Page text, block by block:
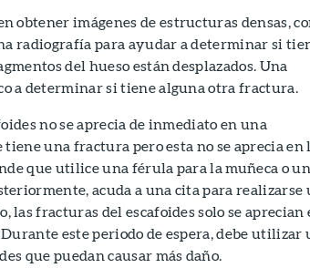
obtener imágenes de estructuras densas,
radiografía para ayudar a determinar si
del hueso están desplazados. Una
a determinar si tiene alguna otra fractura.
no se aprecia de inmediato en una
tiene una fractura pero esta no se aprecia en
que utilice una férula para la muñeca o un
acuda a una cita para realizarse
las fracturas del escafoides solo se aprecian
este periodo de espera, debe utilizar
que puedan causar más daño.